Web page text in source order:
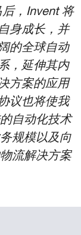
，Invent 将
身成长，并
的全球自动
，延伸其内
方案的应用
议也将使我
自动化技术
规模以及向
流解决方案